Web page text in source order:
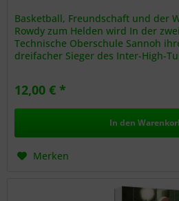
Basketball, Freundschaft und der
Rowdy zum Helden wird In der
Technische Oberschule Sannoh
dreifacher Sieger des Inter-High-
12,00 € *
In den
Merken